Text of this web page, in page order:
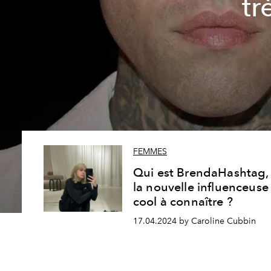
FEMMES
Qui est BrendaHashtag,
la nouvelle influenceuse
cool à connaître ?
17.04.2024 by Caroline Cubbin